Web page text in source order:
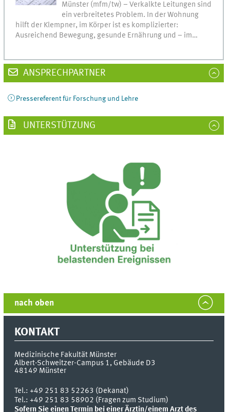
Münster (mfm/tw) – Verkalkte Leitungen sind
ein verbreitetes Problem. In der Wohnung
hilft der Klempner, im Körper ist es komplizierter:
Ausreichend Bewegung, gesunde Ernährung und – im…
ANSPRECHPARTNER
Pressereferent für Forschung und Lehre
UNTERSTÜTZUNG
nach oben
KONTAKT
Medizinische Fakultät Münster
Albert-Schweitzer-Campus 1, Gebäude D3
48149 Münster
Tel.:+49 251 83 52263 (Dekanat)
Tel.: +49 251 83 58902 (Fragen zum Studium)
Sofern Sie einen Termin bei einer Ärztin/einem Arzt des